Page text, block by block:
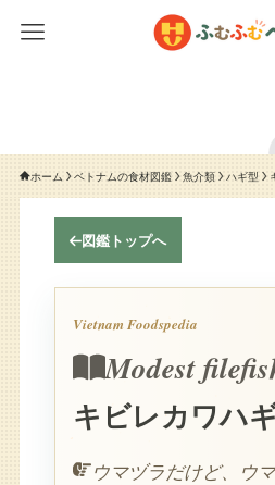
ホーム ベトナムの食材図鑑 魚介類 ハギ型
図鑑トップへ
Vietnam Foodspedia
Modest
キビレカワハ
ウマヅラだけど、ウ